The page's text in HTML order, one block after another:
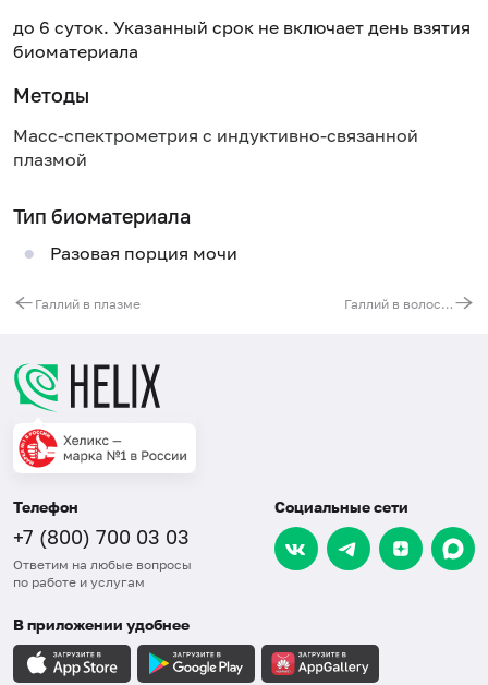
до 6 суток. Указанный срок не включает день взятия
биоматериала
Методы
Масс-спектрометрия с индуктивно-связанной
плазмой
Тип биоматериала
Разовая порция мочи
Галлий в плазме Галлий в волосах
Телефон
+7 (800) 700 03 03
Ответим на любые вопросы
по работе и услугам
Социальные сети
В приложении удобнее